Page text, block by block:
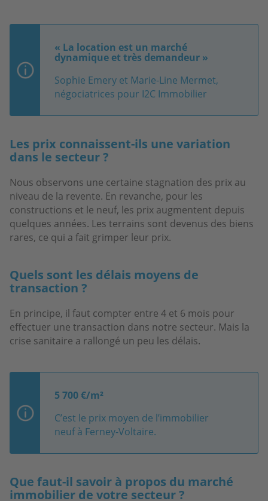
« La location est un marché
dynamique et très demandeur »
Sophie Emery et Marie-Line Mermet,
négociatrices pour I2C Immobilier
Les prix connaissent-ils une variation
dans le secteur ?
Nous observons une certaine stagnation des prix au
niveau de la revente. En revanche, pour les
constructions et le neuf, les prix augmentent depuis
quelques années. Les terrains sont devenus des biens
rares, ce qui a fait grimper leur prix.
Quels sont les délais moyens de
transaction ?
En principe, il faut compter entre 4 et 6 mois pour
effectuer une transaction dans notre secteur. Mais la
crise sanitaire a rallongé un peu les délais.
5 700 €/m²
C’est le prix moyen de l’immobilier
neuf à Ferney-Voltaire.
Que faut-il savoir à propos du marché
immobilier de votre secteur ?